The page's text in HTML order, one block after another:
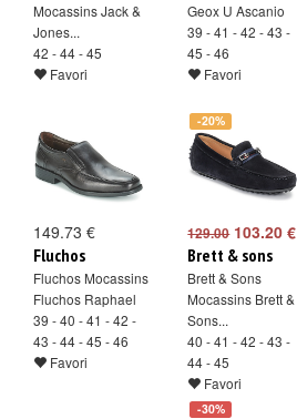
Mocassins Jack &
Jones...
42 - 44 - 45
Favori
Geox U Ascanio
39 - 41 - 42 - 43 -
45 - 46
Favori
149.73 €
Fluchos
Fluchos Mocassins
Fluchos Raphael
39 - 40 - 41 - 42 -
43 - 44 - 45 - 46
Favori
-20%
129.00103.20 €
Brett & sons
Brett & Sons
Mocassins Brett &
Sons...
40 - 41 - 42 - 43 -
44 - 45
Favori
-30%